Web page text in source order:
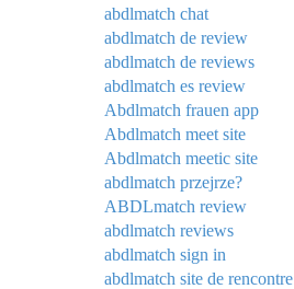
abdlmatch chat
abdlmatch de review
abdlmatch de reviews
abdlmatch es review
Abdlmatch frauen app
Abdlmatch meet site
Abdlmatch meetic site
abdlmatch przejrze?
ABDLmatch review
abdlmatch reviews
abdlmatch sign in
abdlmatch site de rencontre